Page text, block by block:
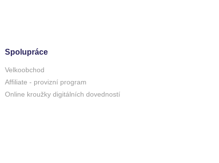
Spolupráce
Velkoobchod
Affiliate - provizní program
Online kroužky digitálních dovedností